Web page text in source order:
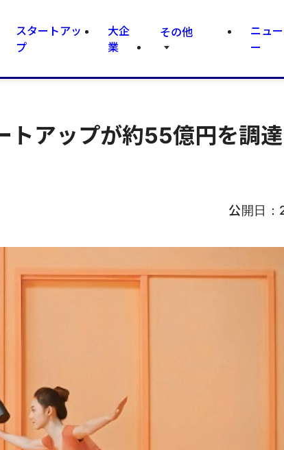
スタートアッ
プ
大企
業
その他
ニュ
ー
トアップが約55億円を調
公開日：